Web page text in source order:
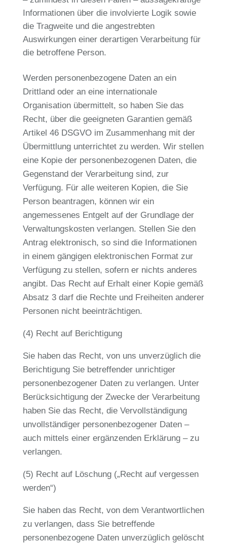
Informationen über die involvierte Logik sowie
die Tragweite und die angestrebten
Auswirkungen einer derartigen Verarbeitung für
die betroffene Person.
Werden personenbezogene Daten an ein
Drittland oder an eine internationale
Organisation übermittelt, so haben Sie das
Recht, über die geeigneten Garantien gemäß
Artikel 46 DSGVO im Zusammenhang mit der
Übermittlung unterrichtet zu werden. Wir stellen
eine Kopie der personenbezogenen Daten, die
Gegenstand der Verarbeitung sind, zur
Verfügung. Für alle weiteren Kopien, die Sie
Person beantragen, können wir ein
angemessenes Entgelt auf der Grundlage der
Verwaltungskosten verlangen. Stellen Sie den
Antrag elektronisch, so sind die Informationen
in einem gängigen elektronischen Format zur
Verfügung zu stellen, sofern er nichts anderes
angibt. Das Recht auf Erhalt einer Kopie gemäß
Absatz 3 darf die Rechte und Freiheiten anderer
Personen nicht beeinträchtigen.
(4) Recht auf Berichtigung
Sie haben das Recht, von uns unverzüglich die
Berichtigung Sie betreffender unrichtiger
personenbezogener Daten zu verlangen. Unter
Berücksichtigung der Zwecke der Verarbeitung
haben Sie das Recht, die Vervollständigung
unvollständiger personenbezogener Daten –
auch mittels einer ergänzenden Erklärung – zu
verlangen.
(5) Recht auf Löschung („Recht auf vergessen
werden“)
Sie haben das Recht, von dem Verantwortlichen
zu verlangen, dass Sie betreffende
personenbezogene Daten unverzüglich gelöscht